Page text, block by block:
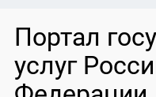
Портал
услуг